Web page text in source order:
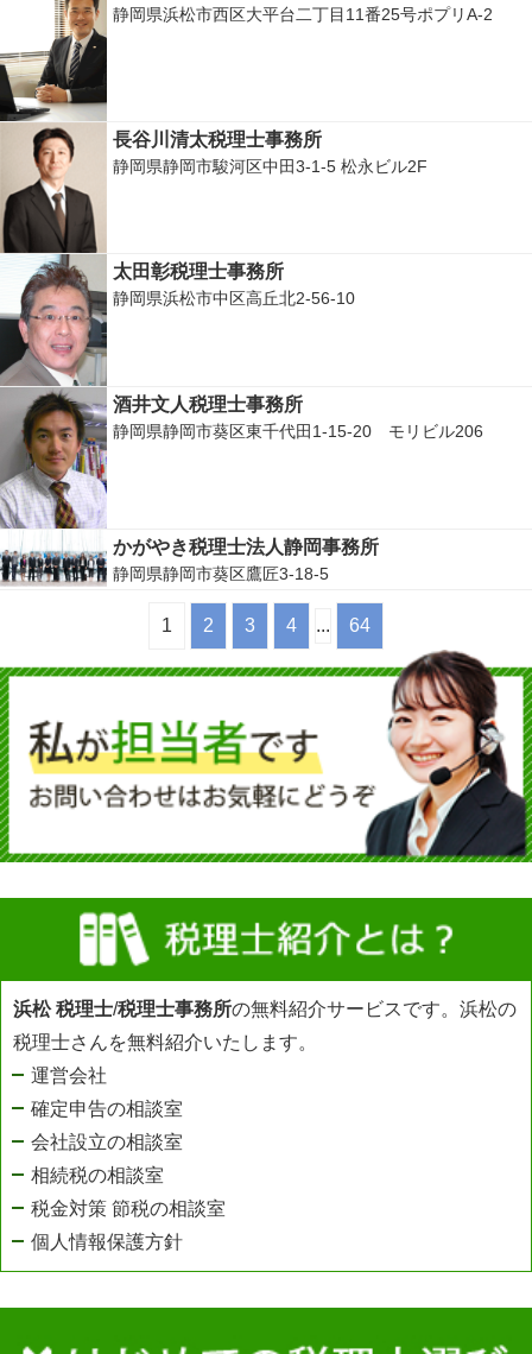
静岡県浜松市西区大平台二丁目11番25号ポプリA-2
長谷川清太税理士事務所
静岡県静岡市駿河区中田3-1-5 松永ビル2F
太田彰税理士事務所
静岡県浜松市中区高丘北2-56-10
酒井文人税理士事務所
静岡県静岡市葵区東千代田1-15-20 モリビル206
かがやき税理士法人静岡事務所
静岡県静岡市葵区鷹匠3-18-5
1 2 3 4 ... 64
浜松 税理士/税理士事務所の無料紹介サービスです。浜松の
税理士さんを無料紹介いたします。
運営会社
確定申告の相談室
会社設立の相談室
相続税の相談室
税金対策 節税の相談室
個人情報保護方針